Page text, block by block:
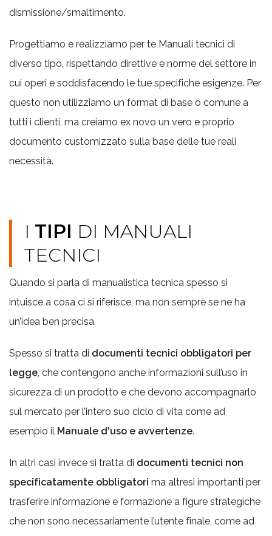
dismissione/smaltimento.
Progettiamo e realizziamo per te Manuali tecnici di
diverso tipo, rispettando direttive e norme del settore in
cui operi e soddisfacendo le tue specifiche esigenze. Per
questo non utilizziamo un format di base o comune a
tutti i clienti, ma creiamo ex novo un vero e proprio
documento customizzato sulla base delle tue reali
necessità.
I TIPI DI MANUALI
TECNICI
Quando si parla di manualistica tecnica spesso si
intuisce a cosa ci si riferisce, ma non sempre se ne ha
un’idea ben precisa.
Spesso si tratta di documenti tecnici obbligatori per
legge, che contengono anche informazioni sull’uso in
sicurezza di un prodotto e che devono accompagnarlo
sul mercato per l’intero suo ciclo di vita come ad
esempio il Manuale d'uso e avvertenze.
In altri casi invece si tratta di documenti tecnici non
specificatamente obbligatori ma altresì importanti per
trasferire informazione e formazione a figure strategiche
che non sono necessariamente l’utente finale, come ad